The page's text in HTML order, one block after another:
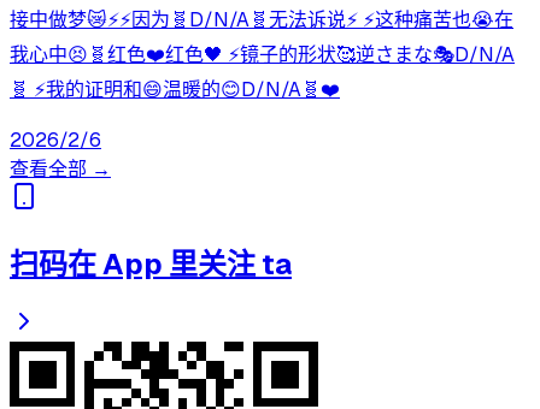
接中做梦😿⚡⚡因为🧬D/N/A🧬无法诉说⚡ ⚡这种痛苦也😭在
我心中😣🧬红色❤️红色🖤 ⚡镜子的形状🥰逆さまな🎭D/N/A
🧬 ⚡我的证明和😄温暖的😊D/N/A🧬❤️
2026/2/6
查看全部 →
扫码在 App 里关注 ta